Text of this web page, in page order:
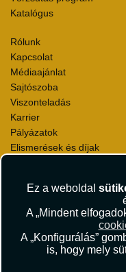
Ez a weboldal
A „Mindent
A „Konfigurálás”
is, hogy mely
Katalógus
Rólunk
Kapcsolat
Médiaajánlat
Sajtószoba
Viszonteladás
Karrier
Pályázatok
Elismerések és díjak
Utazási Csomag
Útlemondás-biztosítás
Utasbiztosítás Szerződési
Repülőjegy Szerződési
Adatvédelem